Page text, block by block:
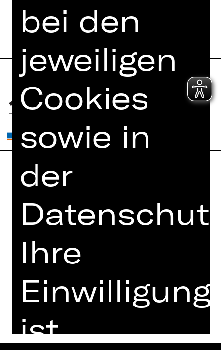
Home
Künstler*innen
Kartenkauf
Abos 26/27
Presse
Kontakt
Interner Bereich
ZVB/L
Cookies
bei den
jeweiligen
Cookies
sowie in
der
Ihre
Einwilligung
ist